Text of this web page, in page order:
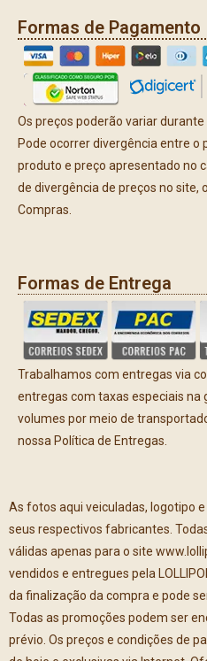
Formas de Pagamento
Os preços poderão variar
Pode ocorrer divergência entre o
produto e preço apresentado no
de divergência de preços no site,
Compras.
Formas de Entrega
Trabalhamos com entregas via
entregas com taxas especiais na
volumes por meio de
nossa Política de Entregas.
As fotos aqui veiculadas, logotipo
seus respectivos fabricantes.
válidas apenas para o site
vendidos e entregues pela
da finalização da compra e pode
Todas as promoções podem ser
prévio. Os preços e condições de